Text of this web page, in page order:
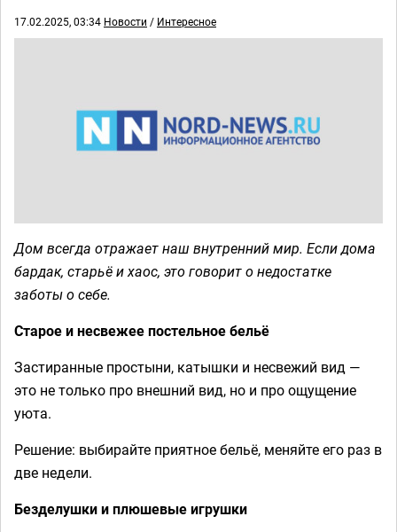
17.02.2025, 03:34 Новости / Интересное
Дом всегда отражает наш внутренний мир. Если дома
бардак, старьё и хаос, это говорит о недостатке
заботы о себе.
Старое и несвежее постельное бельё
Застиранные простыни, катышки и несвежий вид —
это не только про внешний вид, но и про ощущение
уюта.
Решение: выбирайте приятное бельё, меняйте его раз в
две недели.
Безделушки и плюшевые игрушки